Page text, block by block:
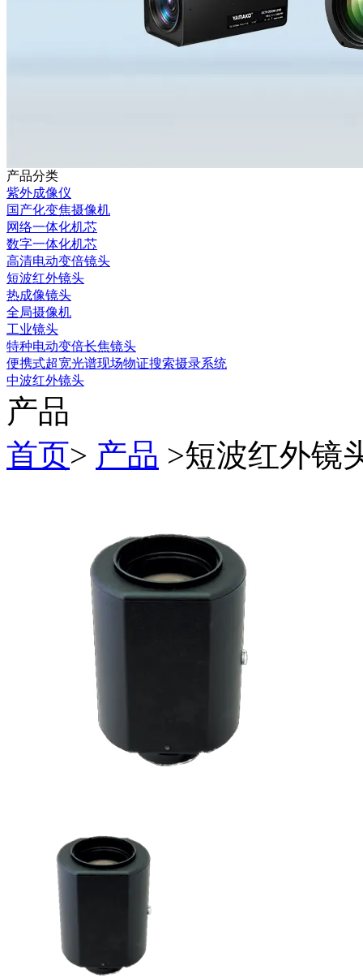
产品分类
紫外成像仪
国产化变焦摄像机
网络一体化机芯
数字一体化机芯
高清电动变倍镜头
短波红外镜头
热成像镜头
全局摄像机
工业镜头
特种电动变倍长焦镜头
便携式超宽光谱现场物证搜索摄录系统
中波红外镜头
产品
首页> 产品 >短波红外镜